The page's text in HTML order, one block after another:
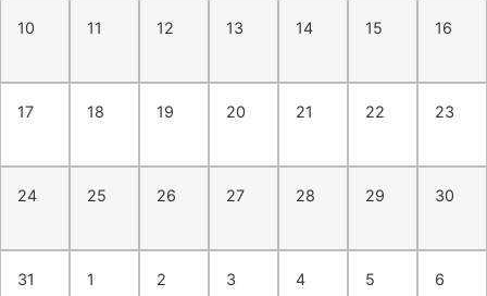
10 11 12 13 14 15 16
17 18 19 20 21 22 23
24 25 26 27 28 29 30
31 1 2 3 4 5 6